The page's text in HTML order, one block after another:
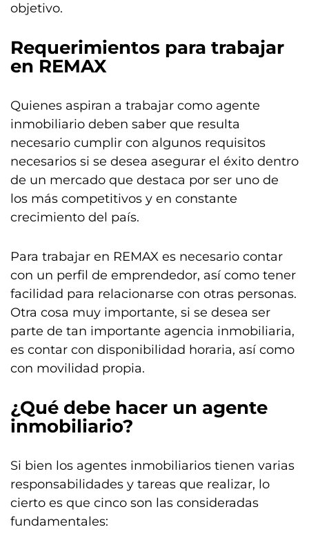
objetivo.
Requerimientos para trabajar
en REMAX
Quienes aspiran a trabajar como agente
inmobiliario deben saber que resulta
necesario cumplir con algunos requisitos
necesarios si se desea asegurar el éxito dentro
de un mercado que destaca por ser uno de
los más competitivos y en constante
crecimiento del país.
Para trabajar en REMAX es necesario contar
con un perfil de emprendedor, así como tener
facilidad para relacionarse con otras personas.
Otra cosa muy importante, si se desea ser
parte de tan importante agencia inmobiliaria,
es contar con disponibilidad horaria, así como
con movilidad propia.
¿Qué debe hacer un agente
inmobiliario?
Si bien los agentes inmobiliarios tienen varias
responsabilidades y tareas que realizar, lo
cierto es que cinco son las consideradas
fundamentales: